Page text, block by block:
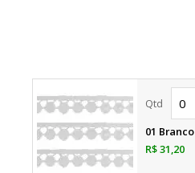
01 Branco
R$ 31,20